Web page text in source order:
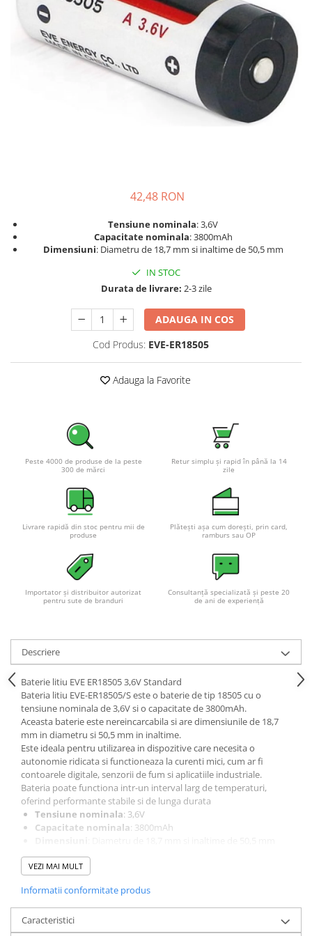
Incarcatoare acumulatori
Panouri fotovoltaice si accesorii
Panouri fotovoltaice
Sisteme prindere panouri
MPPT
PWM
Sisteme de stocare energie
Pachete complete stocare energie
Sisteme de Stocare Comerciale
Sisteme fotovoltaice de putere
Sisteme fotovoltaice profesionale
Pachete sisteme fotovoltaice
Statii de incarcare vehicule
Statii de incarcare
Cabluri de incarcare vehicule
electrice
Prize de incarcare vehicule
Accesorii
Tractiune / LiFePo4
Baterii si acumulatori gel si VRLA
6-12 V
Baterii si acumulatori AGM VRLA
de 6-12 V
Acumulatori Moto, ATV
GEL
AGM
Li-Ion
SLA AGM (Sealed Lead Acid)
Deep Cycle - Tractiune/Semi-
Marine & Caravan
Pachete acumulatori VRLA
Sisteme de management (BMS)
42,48 RON
Tensiune nominala: 3,6V
Capacitate nominala: 3800mAh
Dimensiuni: Diametru de 18,7 mm si inaltime de 50,5 mm
IN STOC
Durata de livrare: 2-3 zile
ADAUGA IN COS
Cod Produs: EVE-ER18505
Adauga la Favorite
Peste 4000 de produse de la peste
300 de mărci
Retur simplu și rapid în până la 14
zile
Livrare rapidă din stoc pentru mii de
produse
Plătești așa cum dorești, prin card,
ramburs sau OP
Importator și distribuitor autorizat
pentru sute de branduri
Consultanță specializată și peste 20
de ani de experiență
Descriere
Baterie litiu EVE ER18505 3,6V Standard
Bateria litiu EVE-ER18505/S este o baterie de tip 18505 cu o
tensiune nominala de 3,6V si o capacitate de 3800mAh.
Aceasta baterie este nereincarcabila si are dimensiunile de 18,7
mm in diametru si 50,5 mm in inaltime.
Este ideala pentru utilizarea in dispozitive care necesita o
autonomie ridicata si functioneaza la curenti mici, cum ar fi
contoarele digitale, senzorii de fum si aplicatiile industriale.
Bateria poate functiona intr-un interval larg de temperaturi,
oferind performante stabile si de lunga durata
Tensiune nominala: 3,6V
Capacitate nominala: 3800mAh
Greutate: Aproximativ 28,79 g
Curent maxim continuu
3 secunde, cu pauza de 27 secunde)
Interval de temperatura de operare: -55°C pana la +85°C
Durata de viata pe raft
capacitate mai mica de 1% pe an la +25°C)
VEZI MAI MULT
Informatii conformitate produs
Caracteristici